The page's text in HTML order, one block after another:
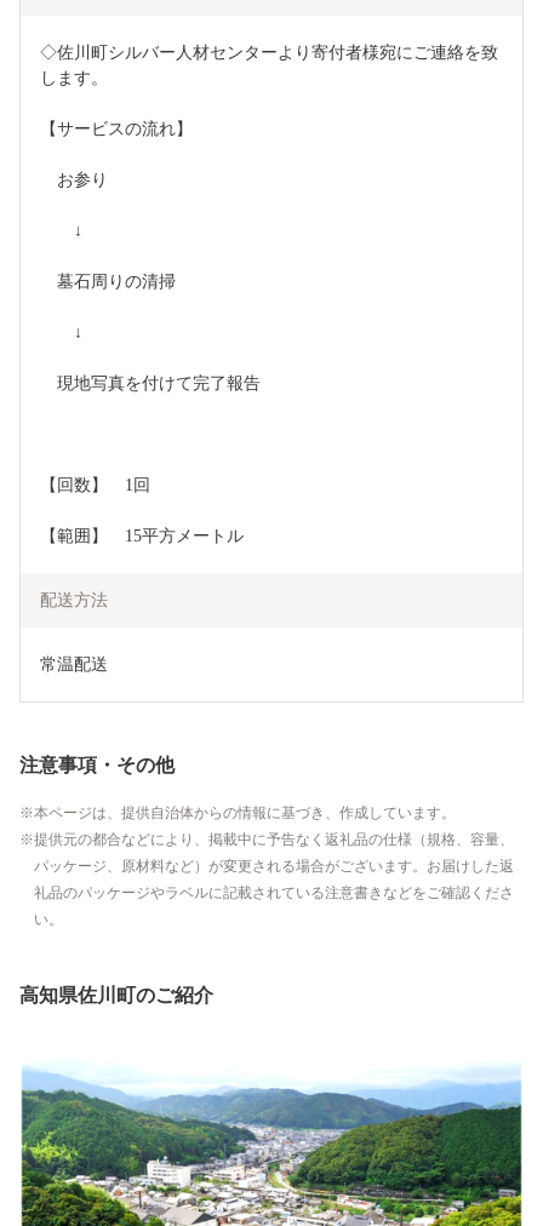
◇佐川町シルバー人材センターより寄付者様宛にご連絡を致
します。
【サービスの流れ】
お参り
↓
墓石周りの清掃
↓
現地写真を付けて完了報告
【回数】　1回
【範囲】　15平方メートル
配送方法
常温配送
注意事項・その他
本ページは、提供自治体からの情報に基づき、作成しています。
提供元の都合などにより、掲載中に予告なく返礼品の仕様（規格、容量、
パッケージ、原材料など）が変更される場合がございます。お届けした返
礼品のパッケージやラベルに記載されている注意書きなどをご確認くださ
い。
高知県佐川町のご紹介